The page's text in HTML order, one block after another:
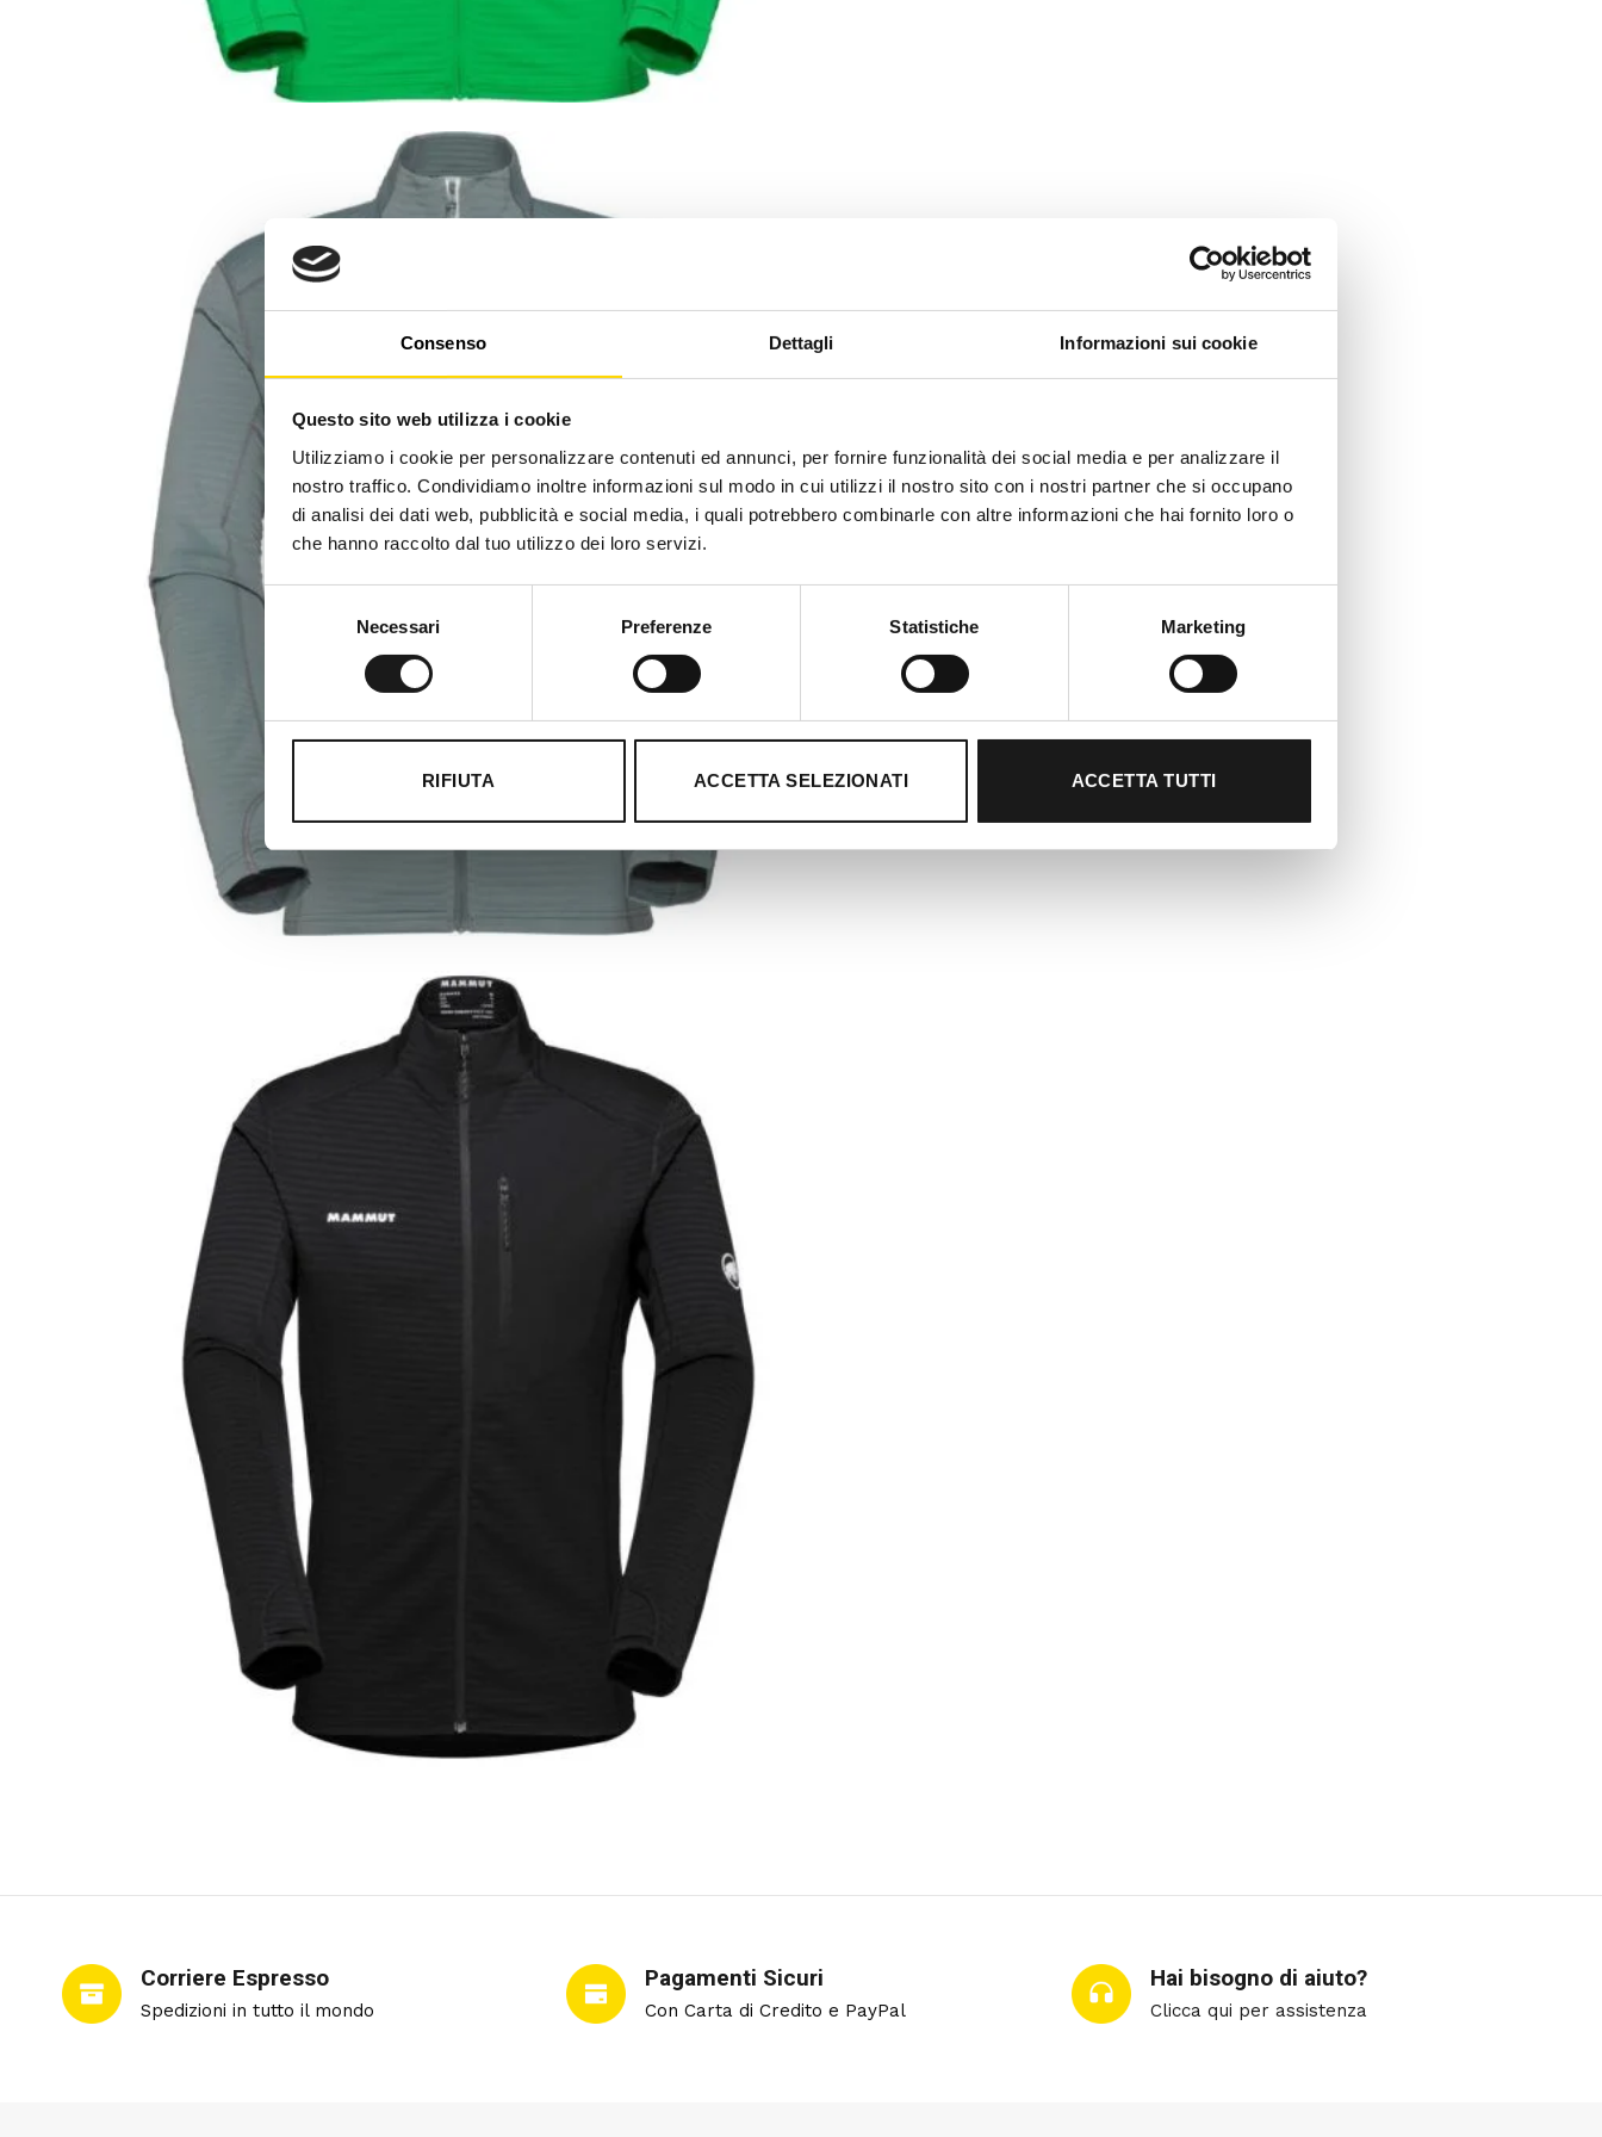
Consenso Dettagli Informazioni sui cookie
Questo sito web utilizza i cookie
Utilizziamo i cookie per personalizzare contenuti ed annunci, per fornire funzionalità dei social media e per analizzare il
nostro traffico. Condividiamo inoltre informazioni sul modo in cui utilizzi il nostro sito con i nostri partner che si occupano
di analisi dei dati web, pubblicità e social media, i quali potrebbero combinarle con altre informazioni che hai fornito loro o
che hanno raccolto dal tuo utilizzo dei loro servizi.
Selezione
Necessari Preferenze Statistiche Marketing
RIFIUTA ACCETTA SELEZIONATI ACCETTA TUTTI
Corriere Espresso
Spedizioni in tutto il mondo
Pagamenti Sicuri
Con Carta di Credito e PayPal
Hai bisogno di aiuto?
Clicca qui per assistenza